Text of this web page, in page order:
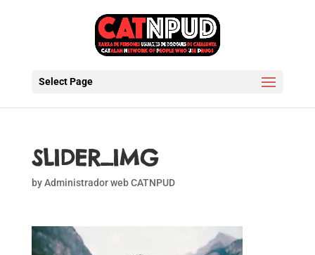
Select Page
SLIDER_IMG
byAdministrador web CATNPUD